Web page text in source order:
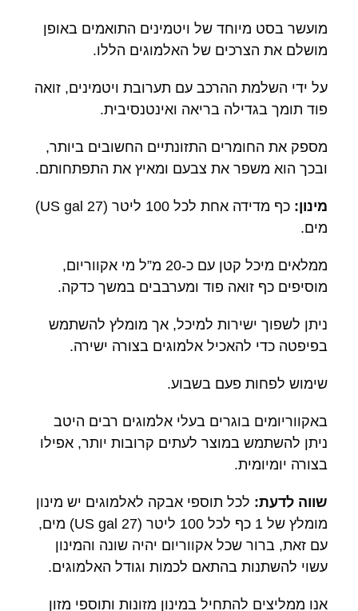
מועשר בסט מיוחד של ויטמינים התואמים באופן
מושלם את הצרכים של האלמוגים הללו.
על ידי השלמת ההרכב עם תערובת ויטמינים, זואה
פוד תומך בגדילה בריאה ואינטנסיבית.
מספק את החומרים התזונתיים החשובים ביותר,
ובכך הוא משפר את צבעם ומאיץ את התפתחותם.
מינון:
כף מדידה אחת לכל 100 ליטר (27 US gal)
מים.
ממלאים מיכל קטן עם כ-20 מ”ל מי אקווריום,
מוסיפים כף זואה פוד ומערבבים במשך כדקה.
ניתן לשפוך ישירות למיכל, אך מומלץ להשתמש
בפיפטה כדי להאכיל אלמוגים בצורה ישירה.
שימוש לפחות פעם בשבוע.
באקווריומים בוגרים בעלי אלמוגים רבים היטב
ניתן להשתמש במוצר לעתים קרובות יותר, אפילו
בצורה יומיומית.
שווה לדעת: לכל תוספי אבקה לאלמוגים יש מינון
מומלץ של 1 כף לכל 100 ליטר (27 US gal) מים,
עם זאת, ברור שכל אקווריום יהיה שונה והמינון
עשוי להשתנות בהתאם לכמות וגודל האלמוגים.
אנו ממליצים להתחיל במינון מזונות ותוספי מזון